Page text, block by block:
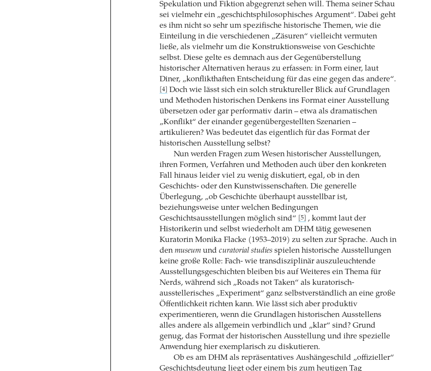
Spekulation und Fiktion abgegrenzt sehen will. Thema seiner Schau
sei vielmehr ein „geschichtsphilosophisches Argument“. Dabei geht
es ihm nicht so sehr um spezifische historische Themen, wie die
Einteilung in die verschiedenen „Zäsuren“ vielleicht vermuten
ließe, als vielmehr um die Konstruktionsweise von Geschichte
selbst. Diese gelte es demnach aus der Gegenüberstellung
historischer Alternativen heraus zu erfassen: in Form einer, laut
Diner, „konflikthaften Entscheidung für das eine gegen das andere“.
[4]
Doch wie lässt sich ein solch struktureller Blick auf Grundlagen
und Methoden historischen Denkens ins Format einer Ausstellung
übersetzen oder gar performativ darin – etwa als dramatischen
„Konflikt“ der einander gegenübergestellten Szenarien –
artikulieren? Was bedeutet das eigentlich für das Format der
historischen Ausstellung selbst?
Nun werden Fragen zum Wesen historischer Ausstellungen,
ihren Formen, Verfahren und Methoden auch über den konkreten
Fall hinaus leider viel zu wenig diskutiert, egal, ob in den
Geschichts- oder den Kunstwissenschaften. Die generelle
Überlegung, „ob Geschichte überhaupt ausstellbar ist,
beziehungsweise unter welchen Bedingungen
Geschichtsausstellungen möglich sind“
[5]
, kommt laut der
Historikerin und selbst wiederholt am DHM tätig gewesenen
Kuratorin Monika Flacke (1953–2019) zu selten zur Sprache. Auch in
den museumund curatorial studiesspielen historische Ausstellungen
keine große Rolle: Fach- wie transdisziplinär auszuleuchtende
Ausstellungsgeschichten bleiben bis auf Weiteres ein Thema für
Nerds, während sich „Roads not Taken“ als kuratorisch-
ausstellerisches „Experiment“ ganz selbstverständlich an eine große
Öffentlichkeit richten kann. Wie lässt sich aber produktiv
experimentieren, wenn die Grundlagen historischen Ausstellens
alles andere als allgemein verbindlich und „klar“ sind? Grund
genug, das Format der historischen Ausstellung und ihre spezielle
Anwendung hier exemplarisch zu diskutieren.
Ob es am DHM als repräsentatives Aushängeschild „offizieller“
Geschichtsdeutung liegt oder einem bis zum heutigen Tag